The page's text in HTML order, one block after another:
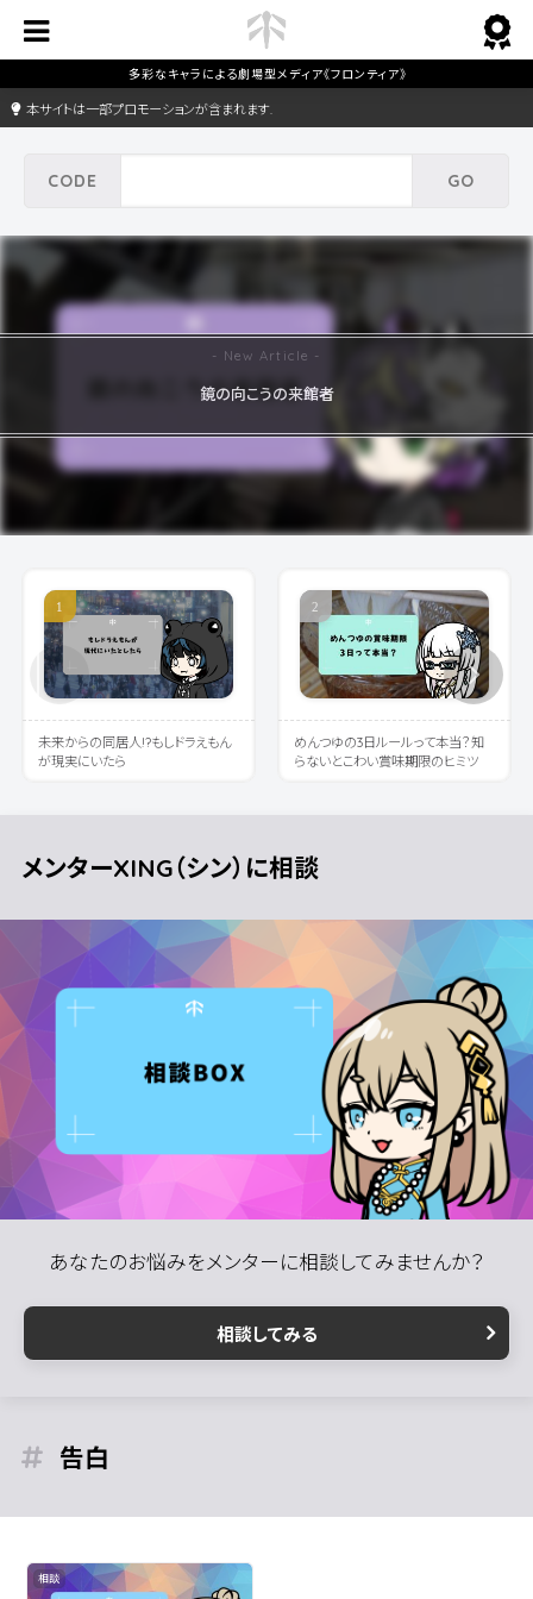
本サイトは一部プロモーションが含まれます.
鏡の向こうの来館者
未来からの同居人!?もしドラえもん
が現実にいたら
めんつゆの3日ルールって本当？知
らないとこわい賞味期限のヒミツ
メンターXING（シン）に相談
あなたのお悩みをメンターに相談してみませんか？
相談してみる
告白
相談